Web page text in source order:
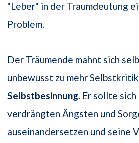
"Leber" in der Traumdeutung
Problem.
Der Träumende mahnt sich
unbewusst zu mehr
Selbstbesinnung. Er sollte
verdrängten Ängsten und
auseinandersetzen und seine